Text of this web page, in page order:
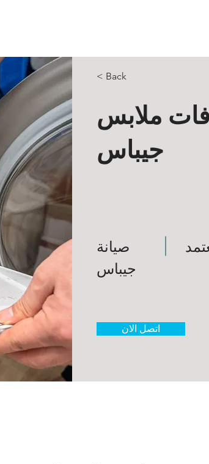
< Back
ملابس
جيباس
صيانة
جيباس
اتصل الان